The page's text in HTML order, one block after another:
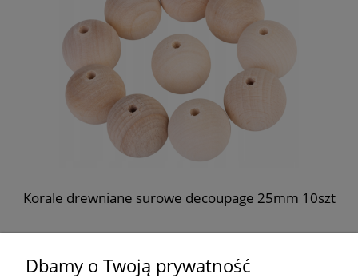
Korale drewniane surowe decoupage 25mm 10szt
Dbamy o Twoją prywatność